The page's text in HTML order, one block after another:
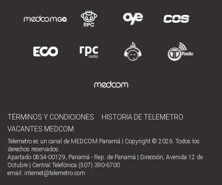
TÉRMINOS Y CONDICIONES
HISTORIA DE TELEMETRO
VACANTES MEDCOM
Telemetro es un canal de MEDCOM Panamá | Copyright © 2026. Todos los
derechos reservados.
Apartado 0834-00129, Panamá - Rep. de Panamá | Dirección, Avenida 12 de
Octubre | Central Telefónica (507) 390-6700
email: internet@telemetro.com